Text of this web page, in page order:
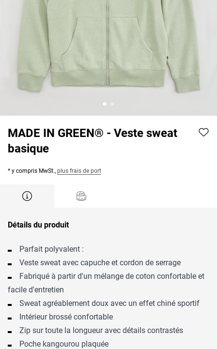
MADE IN GREEN® - Veste sweat
basique
* y compris MwSt., plus frais de port
Détails du produit
Parfait polyvalent :
Veste sweat avec capuche et cordon de serrage
Fabriqué à partir d'un mélange de coton confortable et
facile d'entretien
Sweat agréablement doux avec un effet chiné sportif
Intérieur brossé confortable
Zip sur toute la longueur avec détails contrastés
Poche kangourou plaquée